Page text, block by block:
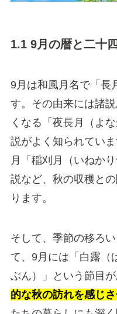
1.1 9月の暦と二十
9月は和風月名で「長
す。その由来には諸
くなる「夜長月（よ
説がよく知られてい
月「稲刈月（いねか
説など、秋の収穫と
ります。
そして、季節の移ろ
て、9月には「白露（
ぶん）」という節目
的な秋の訪れを感じ